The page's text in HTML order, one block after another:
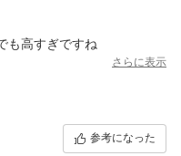
も高すぎですね
さらに表示
参考になった